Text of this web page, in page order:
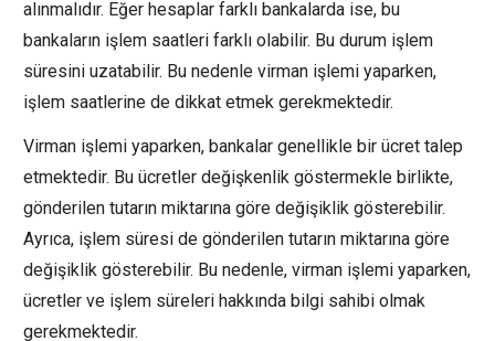
alınmalıdır. Eğer hesaplar farklı bankalarda ise, bu
bankaların işlem saatleri farklı olabilir. Bu durum işlem
süresini uzatabilir. Bu nedenle virman işlemi yaparken,
işlem saatlerine de dikkat etmek gerekmektedir.
Virman işlemi yaparken, bankalar genellikle bir ücret talep
etmektedir. Bu ücretler değişkenlik göstermekle birlikte,
gönderilen tutarın miktarına göre değişiklik gösterebilir.
Ayrıca, işlem süresi de gönderilen tutarın miktarına göre
değişiklik gösterebilir. Bu nedenle, virman işlemi yaparken,
ücretler ve işlem süreleri hakkında bilgi sahibi olmak
gerekmektedir.